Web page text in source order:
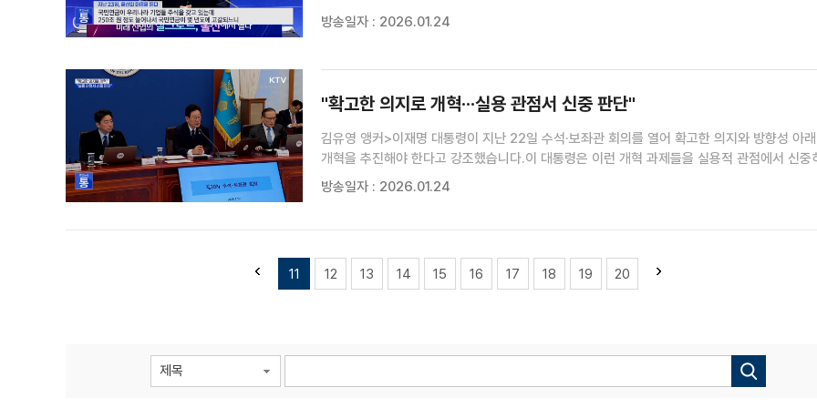
보도입니다.이혜진 기자>울산의 마음을 듣다(장소: 23일, 울산 전시컨벤션센터)전국을 순회하
방송일자 : 2026.01.24
"확고한 의지로 개혁···실용 관점서 신중 판단"
김유영 앵커>이재명 대통령이 지난 22일 수석·보좌관 회의를 열어 확고한 의지와 방향성 아래
개혁을 추진해야 한다고 강조했습니다.이 대통령은 이런 개혁 과제들을 실용적 관점에서 신중
판단하고 꼼꼼히 챙겨야 한다고 말했습니다.강재이 기자가 보도합니다.강재이 기자>제20차 수
방송일자 : 2026.01.24
11 12 13 14 15 16 17 18 19 20
제목